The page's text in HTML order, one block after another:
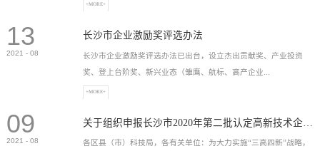
+MORE+
13
2021 - 08
长沙市企业激励奖评选办法
长沙市企业激励奖评选办法已出台，设立杰出贡献奖、产业投资
奖、登上台阶奖、新兴业态（雏鹰、航标、高产企业...
）奖等，最高奖励2...
+MORE+
09
2021 - 08
各区县（市）科技局，各有关单位：为大力实施“三高四新”战略，